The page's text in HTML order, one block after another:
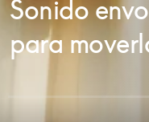
Sonido
para